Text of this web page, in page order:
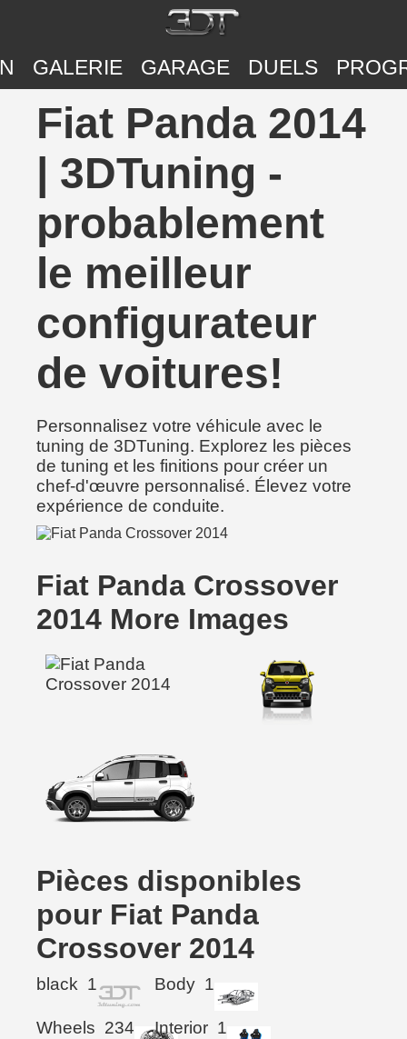
GALERIE GARAGE DUELS
Fiat Panda 2014
| 3DTuning -
probablement
le meilleur
configurateur
de voitures!
Personnalisez votre véhicule avec le
tuning de 3DTuning. Explorez les pièces
de tuning et les finitions pour créer un
chef-d'œuvre personnalisé. Élevez votre
expérience de conduite.
Fiat Panda Crossover
2014 More Images
Pièces disponibles
pour Fiat Panda
Crossover 2014
black 1 Body 1
Wheels 234 Interior 1